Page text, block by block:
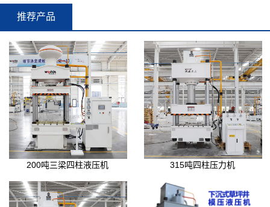
推荐产品
200吨三梁四柱液压机 315吨四柱压力机